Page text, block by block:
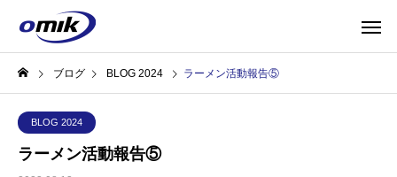
ブログ BLOG 2024 ラーメン活動報告⑤
BLOG 2024
ラーメン活動報告⑤